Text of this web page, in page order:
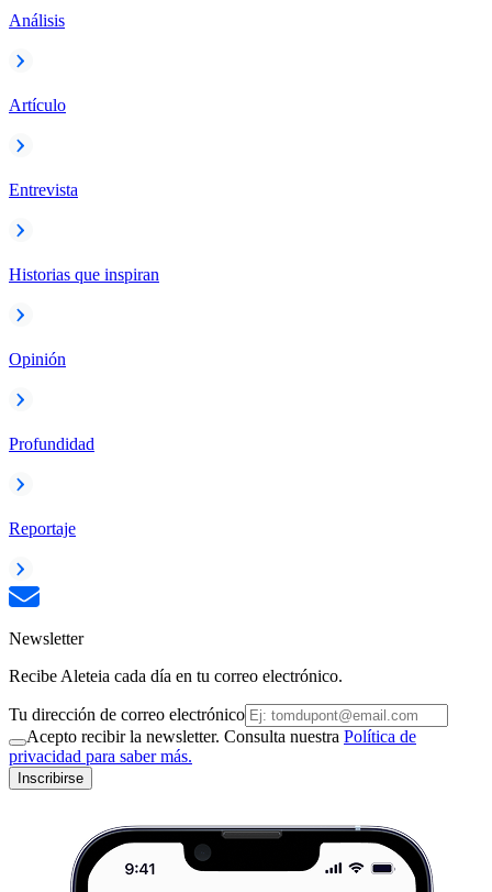
Análisis
Artículo
Entrevista
Historias que inspiran
Opinión
Profundidad
Reportaje
Newsletter
Recibe Aleteia cada día en tu correo electrónico.
Tu dirección de correo electrónico
Acepto recibir la newsletter. Consulta nuestra Política de
privacidad para saber más.
Inscribirse